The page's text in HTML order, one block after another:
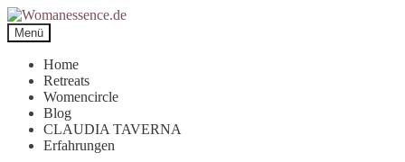
Zur
Navigation
springen
Zum
Inhalt
springen
Menü
Home
Retreats
Womencircle
Blog
CLAUDIA TAVERNA
Erfahrungen